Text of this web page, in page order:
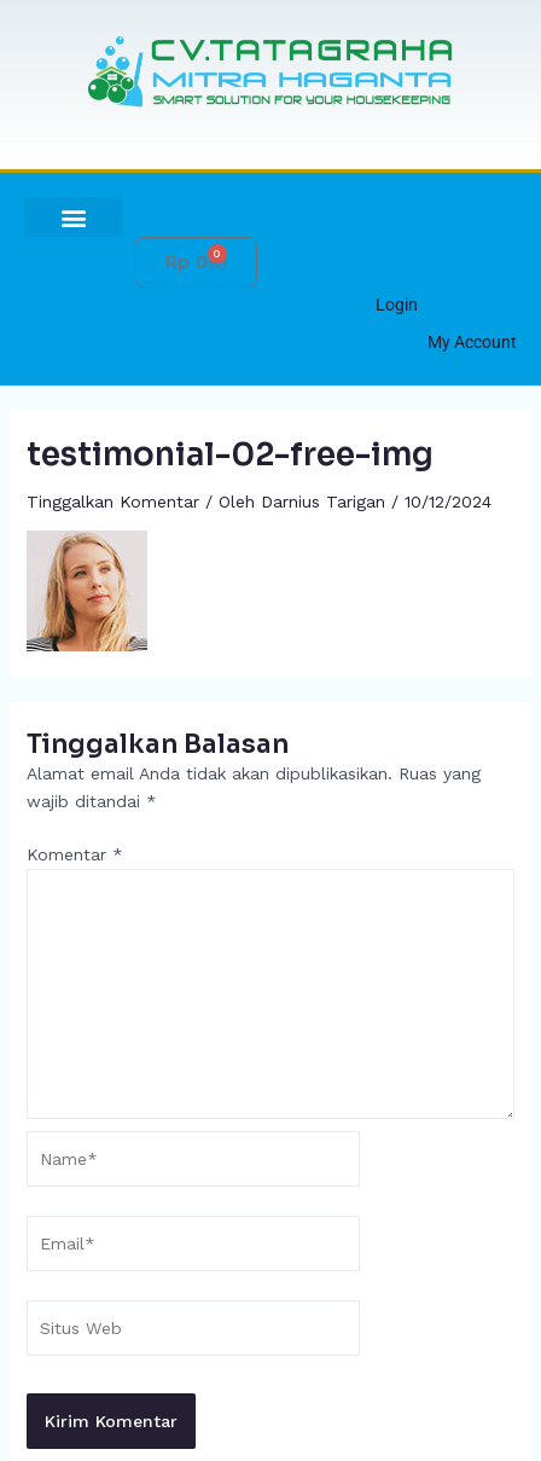
Rp 0 0
Cart
Login
My Account
testimonial-02-free-img
Tinggalkan Komentar / Oleh Darnius Tarigan / 10/12/2024
Tinggalkan Balasan
Alamat email Anda tidak akan dipublikasikan. Ruas yang
wajib ditandai *
Komentar *
Web